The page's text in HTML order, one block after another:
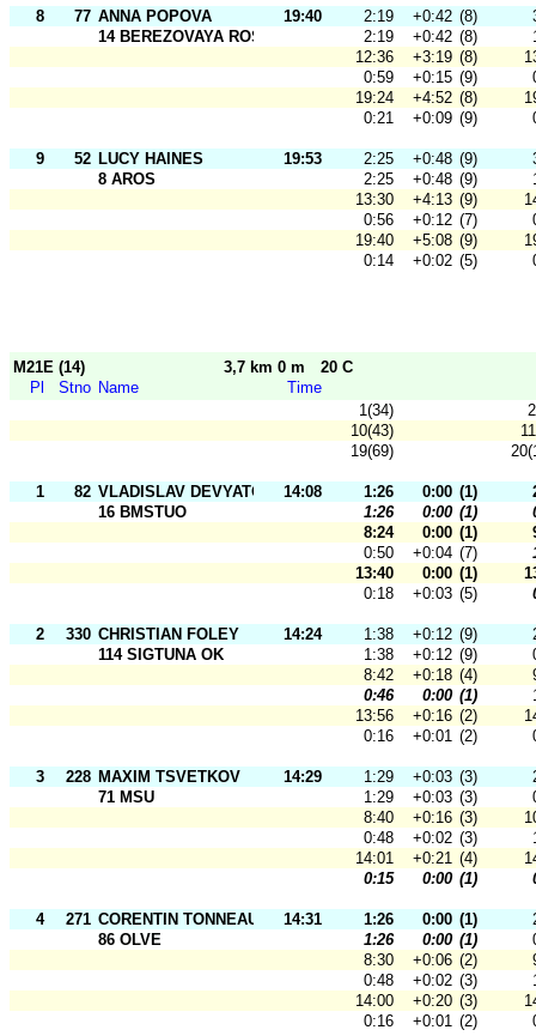
8 77 ANNA POPOVA 19:40 2:19 +0:42 (8)
14 BEREZOVAYA ROSCHA
2:19 +0:42 (8)
12:36
+3:19 (8)
0:59
+0:15 (9)
19:24
+4:52 (8)
0:21
+0:09 (9)
9 52 LUCY HAINES 19:53 2:25 +0:48 (9)
8 AROS
2:25 +0:48 (9)
13:30
+4:13 (9)
0:56
+0:12 (7)
19:40
+5:08 (9)
0:14
+0:02 (5)
M21E (14) 3,7 km 0 m
20 C
Pl
Stno Name
Time
1(34)
10(43)
19(69)
1 82 VLADISLAV DEVYATOV 14:08 1:26 0:00 (1)
16 BMSTUO
1:26 0:00 (1)
8:24
0:00 (1)
0:50
+0:04 (7)
13:40
0:00 (1)
0:18
+0:03 (5)
2 330 CHRISTIAN FOLEY 14:24 1:38 +0:12 (9)
114 SIGTUNA OK
1:38 +0:12 (9)
8:42
+0:18 (4)
0:46
0:00 (1)
13:56
+0:16 (2)
0:16
+0:01 (2)
3 228 MAXIM TSVETKOV 14:29 1:29 +0:03 (3)
71 MSU
1:29 +0:03 (3)
8:40
+0:16 (3)
0:48
+0:02 (3)
14:01
+0:21 (4)
0:15
0:00 (1)
4 271 CORENTIN TONNEAU 14:31 1:26 0:00 (1)
86 OLVE
1:26 0:00 (1)
8:30
+0:06 (2)
0:48
+0:02 (3)
14:00
+0:20 (3)
0:16
+0:01 (2)